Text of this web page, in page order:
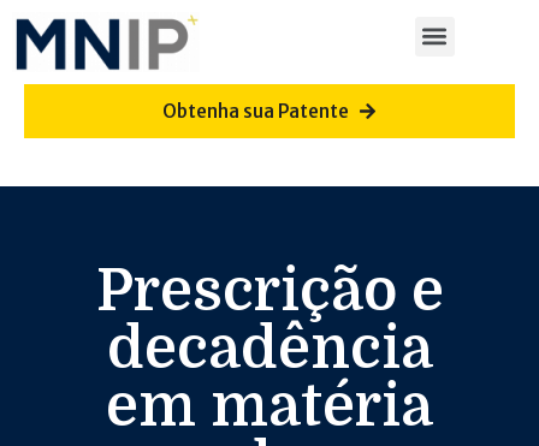
Obtenha sua Patente
Prescrição e
decadência
em matéria